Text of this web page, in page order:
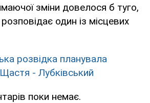
зміни довелося б туго,
один із місцевих
розвідка планувала
- Лубківський
поки немає.